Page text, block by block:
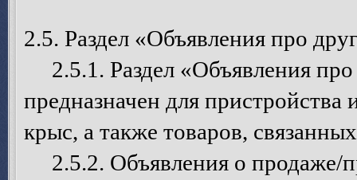
2.5. Раздел «Объявления про
2.5.1. Раздел «Объявления
предназначен для
крыс, а также товаров,
2.5.2. Объявления о продаже/